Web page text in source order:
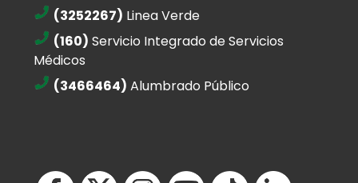
(3252267) Linea Verde
(160) Servicio Integrado de Servicios
Médicos
(3466464) Alumbrado Público